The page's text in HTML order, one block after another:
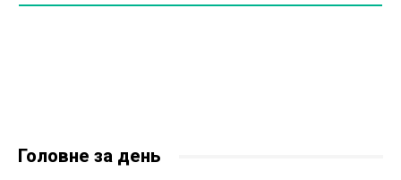
Головне за день